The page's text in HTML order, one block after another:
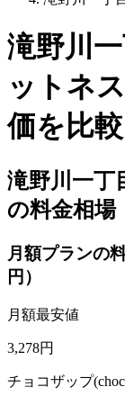
滝野川
ットネ
価を比較
滝野川一丁
の料金相場
月額プランの
円）
月額最安値
3,278円
チョコザップ